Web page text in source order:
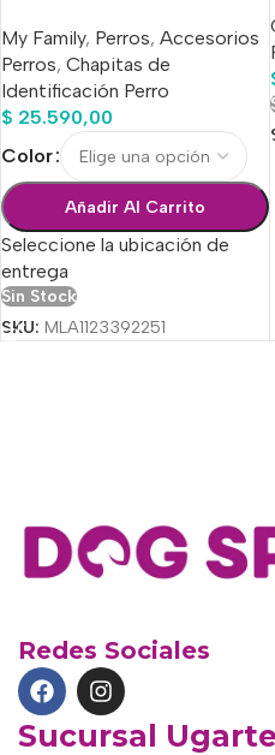
My Family, Perros, Accesorios
Perros, Chapitas de
Identificación Perro
$ 25.590,00
Color
Añadir Al Carrito
Seleccione la ubicación de
entrega
Sin Stock
SKU: MLA1123392251
Redes Sociales
Sucursal Ugarte